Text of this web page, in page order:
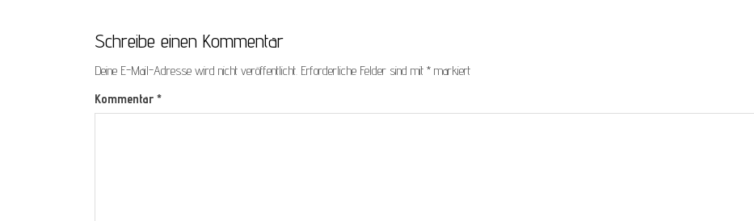
Schreibe einen Kommentar
Deine E-Mail-Adresse wird nicht veröffentlicht. Erforderliche Felder sind mit * markiert
Kommentar *